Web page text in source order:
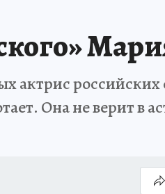
актрис российских
Она не верит в